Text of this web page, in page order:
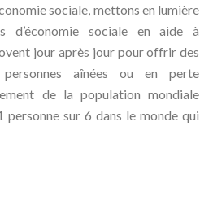
sociale, mettons en lumière
d’économie sociale en aide à
jour après jour pour offrir des
aînées ou en perte
de la population mondiale
personne sur 6 dans le monde qui